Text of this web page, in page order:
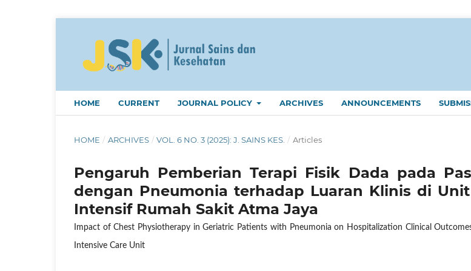
HOME CURRENT JOURNAL POLICY ARCHIVES ANNOUNCEMENTS
HOME / ARCHIVES / VOL. 6 NO. 3 (2025): J. SAINS KES. / Articles
Pengaruh Pemberian Terapi Fisik Dada pada
dengan Pneumonia terhadap Luaran Klinis di
Intensif Rumah Sakit Atma Jaya
Impact of Chest Physiotherapy in Geriatric Patients with Pneumonia on Hospitalization Clinical
Intensive Care Unit